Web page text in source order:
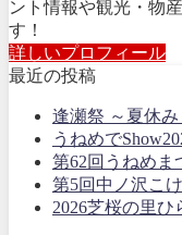
ント情報や観光・物
す！
詳しいプロフィール
最近の投稿
逢瀬祭 ～夏休
うねめで
第62回うねめ
第5回中ノ沢こ
2026芝桜の里